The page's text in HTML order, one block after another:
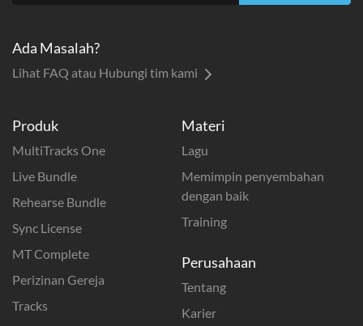
Produk
MultiTracks One
Live Bundle
Rehearse Bundle
Sync License
MT Complete
Perizinan Gereja
Tracks
Materi
Lagu
Memimpin penyembahan
dengan baik
Training
Perusahaan
Tentang
Karier
Ada Masalah?
Lihat FAQ atau Hubungi tim kami